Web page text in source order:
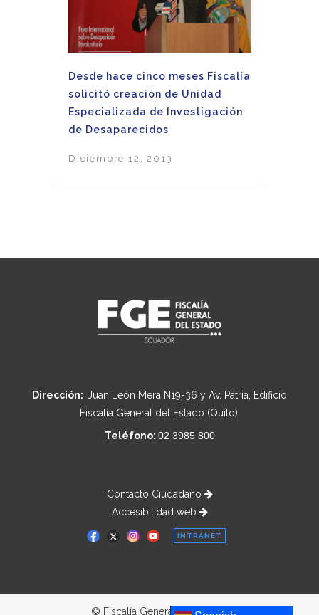
Desde hace cinco meses Fiscalía
solicitó creación de Unidad
Especializada de Investigación
de Desaparecidos
Diciembre 12, 2013
Dirección: Juan León Mera N19-36 y Av. Patria, Edificio
Fiscalía General del Estado (Quito).
Teléfono: 02 3985 800
Contacto Ciudadano
Accesibilidad web
INTRANET
© Fiscalía General del Estado